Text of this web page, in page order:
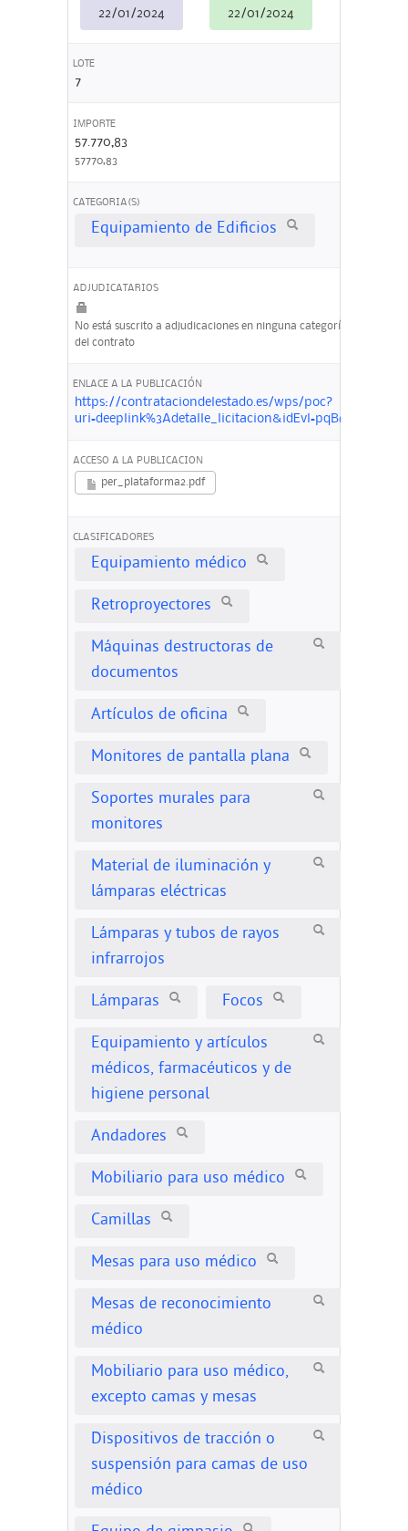
22/01/2024 22/01/2024
LOTE
7
IMPORTE
57.770,83
57770,83
CATEGORIA(S)
Equipamiento de Edificios
ADJUDICATARIOS
No está suscrito a adjudicaciones en ninguna categoría
del contrato
ENLACE A LA PUBLICACIÓN
https://contrataciondelestado.es/wps/poc?
ACCESO A LA PUBLICACION
per_plataforma2.pdf
CLASIFICADORES
Equipamiento médico
Retroproyectores
Máquinas destructoras de
documentos
Artículos de oficina
Monitores de pantalla plana
Soportes murales para
monitores
Material de iluminación y
lámparas eléctricas
Lámparas y tubos de rayos
infrarrojos
Lámparas Focos
Equipamiento y artículos
médicos, farmacéuticos y de
higiene personal
Andadores
Mobiliario para uso médico
Camillas
Mesas para uso médico
Mesas de reconocimiento
médico
Mobiliario para uso médico,
excepto camas y mesas
Dispositivos de tracción o
suspensión para camas de uso
médico